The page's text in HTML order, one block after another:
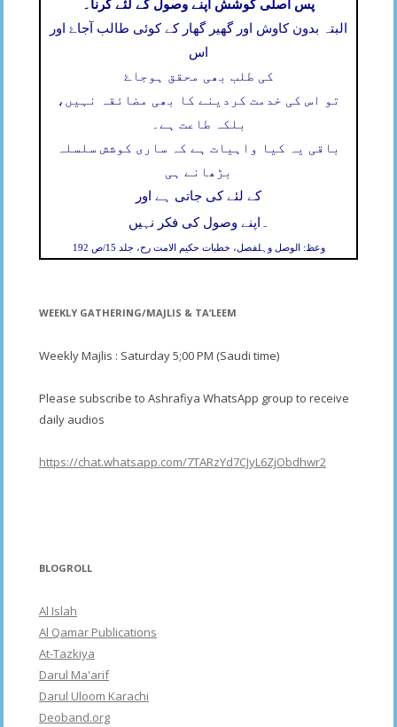
پس اصلی کوشش اپنے وصول کے لئے کرنا۔
البتہ بدون کاوش اور گھیر گھار کے کوئی طالب آجاۓ اور
اس
کی طلب بھی محقق ہوجاۓ
تو اس کی خدمت کردینے کا بھی مضائقہ نہیں،
بلکہ طاعت ہے۔
باقی یہ کیا واہیات ہے کہ ساری کوشش سلسلہ
بڑھانے ہی
کے لئے کی جاتی ہے اور
اپنے وصول کی فکر نہیں ۔
وعظ: الوصل وہلفصل، خطبات حکیم الامت رح، جلد 15/ص 192
WEEKLY GATHERING/MAJLIS & TA’LEEM
Weekly Majlis : Saturday 5;00 PM (Saudi time)
Please subscribe to Ashrafiya WhatsApp group to receive
daily audios
https://chat.whatsapp.com/7TARzYd7CJyL6ZjObdhwr2
BLOGROLL
Al Islah
Al Qamar Publications
At-Tazkiya
Darul Ma'arif
Darul Uloom Karachi
Deoband.org